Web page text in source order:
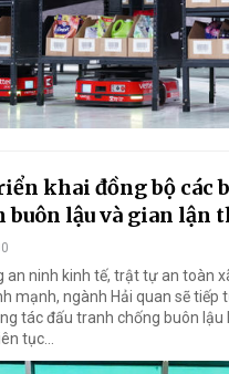
khai đồng bộ các
buôn lậu và gian lận
an ninh kinh tế, trật tự an toàn
mạnh, ngành Hải quan sẽ tiếp
tác đấu tranh chống buôn
tục…